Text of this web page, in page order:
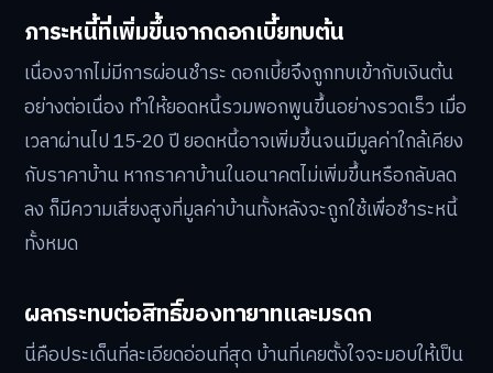
ภาระหนี้ที่เพิ่มขึ้นจากดอกเบี้ยทบต้น
เนื่องจากไม่มีการผ่อนชำระ ดอกเบี้ยจึงถูกทบเข้ากับเงินต้น
อย่างต่อเนื่อง ทำให้ยอดหนี้รวมพอกพูนขึ้นอย่างรวดเร็ว เมื่อ
เวลาผ่านไป 15-20 ปี ยอดหนี้อาจเพิ่มขึ้นจนมีมูลค่าใกล้เคียง
กับราคาบ้าน หากราคาบ้านในอนาคตไม่เพิ่มขึ้นหรือกลับลด
ลง ก็มีความเสี่ยงสูงที่มูลค่าบ้านทั้งหลังจะถูกใช้เพื่อชำระหนี้
ทั้งหมด
ผลกระทบต่อสิทธิ์ของทายาทและมรดก
นี่คือประเด็นที่ละเอียดอ่อนที่สุด บ้านที่เคยตั้งใจจะมอบให้เป็น